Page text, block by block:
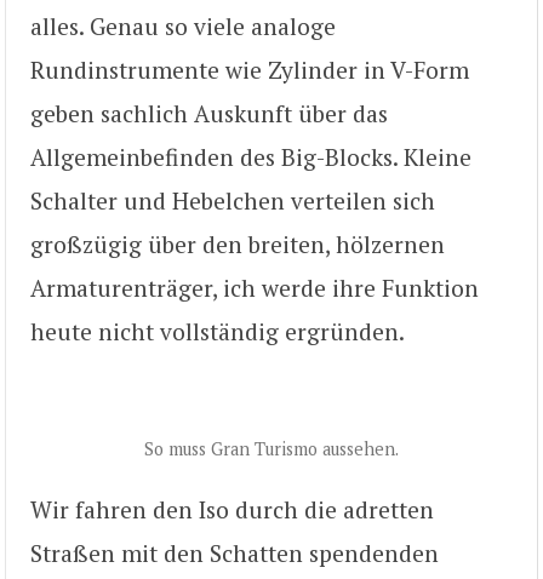
alles. Genau so viele analoge
Rundinstrumente wie Zylinder in V-Form
geben sachlich Auskunft über das
Allgemeinbefinden des Big-Blocks. Kleine
Schalter und Hebelchen verteilen sich
großzügig über den breiten, hölzernen
Armaturenträger, ich werde ihre Funktion
heute nicht vollständig ergründen.
So muss Gran Turismo aussehen.
Wir fahren den Iso durch die adretten
Straßen mit den Schatten spendenden